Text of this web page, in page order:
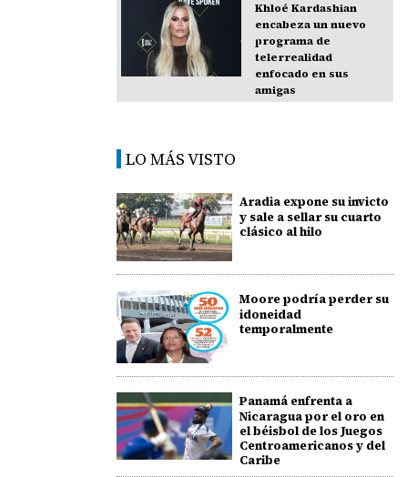
Khloé Kardashian
encabeza un nuevo
programa de
telerrealidad
enfocado en sus
amigas
LO MÁS VISTO
Aradia expone su invicto
y sale a sellar su cuarto
clásico al hilo
Moore podría perder su
idoneidad
temporalmente
Panamá enfrenta a
Nicaragua por el oro en
el béisbol de los Juegos
Centroamericanos y del
Caribe